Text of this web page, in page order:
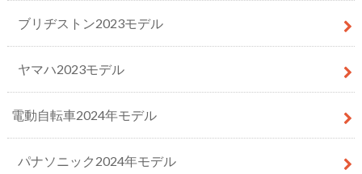
ブリヂストン2023モデル
ヤマハ2023モデル
電動自転車2024年モデル
パナソニック2024年モデル